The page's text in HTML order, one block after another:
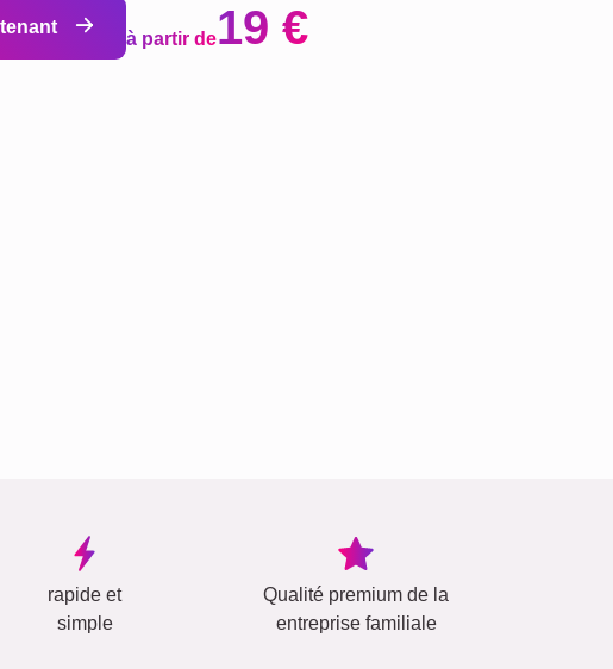
à partir de19 €
rapide et
simple
Qualité premium de la
entreprise familiale